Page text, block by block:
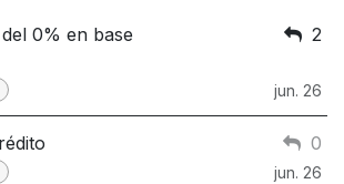
0% en base
2
jun. 26
0
jun. 26